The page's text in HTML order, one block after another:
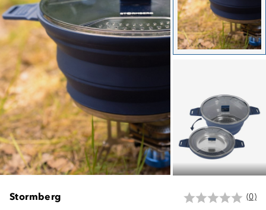
Stormberg (0)